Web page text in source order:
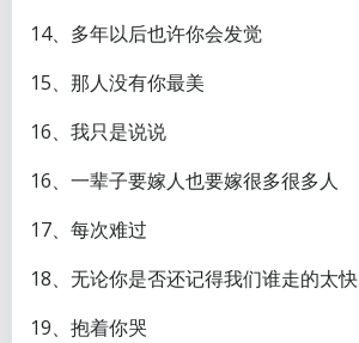
14、多年以后也许你会发觉
15、那人没有你最美
16、我只是说说
16、一辈子要嫁人也要嫁很多很多人
17、每次难过
18、无论你是否还记得我们谁走的太快
19、抱着你哭